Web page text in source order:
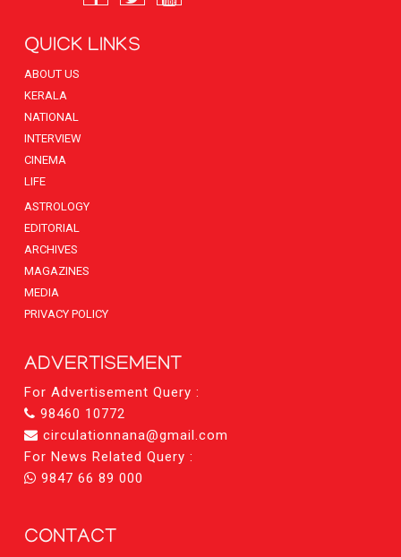
QUICK LINKS
ABOUT US
KERALA
NATIONAL
INTERVIEW
CINEMA
LIFE
ASTROLOGY
EDITORIAL
ARCHIVES
MAGAZINES
MEDIA
PRIVACY POLICY
ADVERTISEMENT
For Advertisement Query :
98460 10772
circulationnana@gmail.com
For News Related Query :
9847 66 89 000
CONTACT